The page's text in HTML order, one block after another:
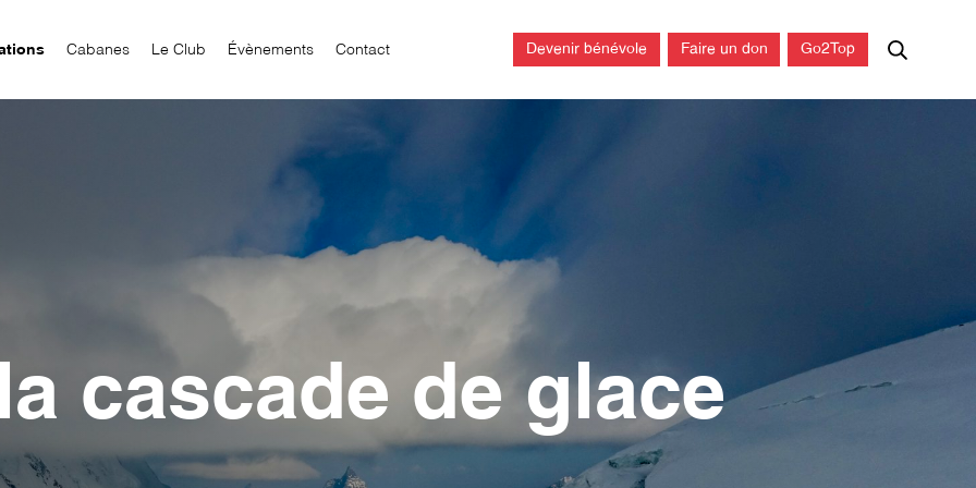
Cabanes Le Club Évènements Contact Devenir bénévole Faire un don Go2Top
cascade de glace